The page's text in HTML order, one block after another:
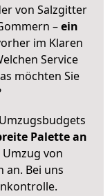
von Salzgitter
–ein
im Klaren
Service
möchten Sie
Palette an
von
an. Bei uns